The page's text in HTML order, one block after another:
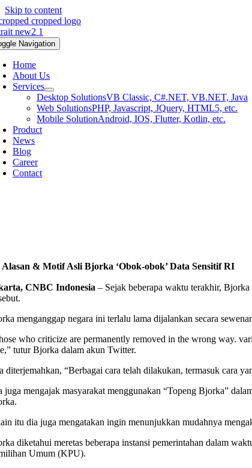
Skip to content
Navigation
Home
About Us
Services
Desktop SolutionsVB Classic, C#.NET, VB.NET, Java
Web SolutionsPHP, Javascript, JQuery, HTML5, etc.
Mobile SolutionAndroid, IOS, Flutter, Kotlin, etc.
Product
News
Blog
Career
Contact
& Motif Asli Bjorka ‘Obok-obok’ Data Sensitif RI
CNBC Indonesia – Sejak beberapa waktu terakhir,
menganggap negara ini terlalu lama dijalankan secara
who criticize are permanently removed in the wrong way.
tutur Bjorka dalam akun Twitter.
diterjemahkan, “Berbagai cara telah dilakukan, termasuk cara
juga mengajak masyarakat menggunakan “Topeng Bjorka”
itu dia juga mengatakan ingin menunjukkan mudahnya
diketahui meretas beberapa instansi pemerintahan dalam
Umum (KPU).